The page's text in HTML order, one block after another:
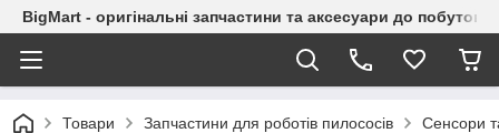
BigMart - оригінальні запчастини та аксесуари до побутової
Товари Запчастини для роботів пилососів Сенсори